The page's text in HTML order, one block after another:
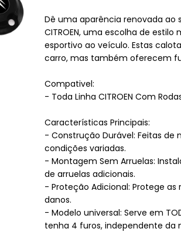
Dê uma aparência renovada
CITROEN, uma escolha de
esportivo ao veículo. Estas
carro, mas também oferecem
Compativel:
- Toda Linha CITROEN Com
Características Principais:
- Construção Durável: Feitas de
condições variadas.
- Montagem Sem Arruelas:
de arruelas adicionais.
- Proteção Adicional: Protege
danos.
- Modelo universal: Serve em
tenha 4 furos, independente da